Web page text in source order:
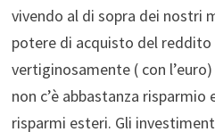
vivendo al di sopra dei nostri
potere di acquisto del reddito
vertiginosamente ( con
non c’è abbastanza
risparmi esteri. Gli